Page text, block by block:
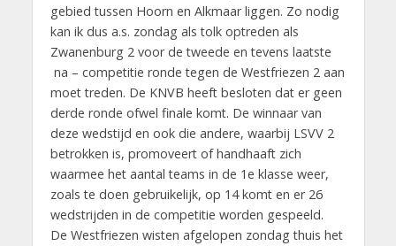
gebied tussen Hoorn en Alkmaar liggen. Zo nodig
kan ik dus a.s. zondag als tolk optreden als
Zwanenburg 2 voor de tweede en tevens laatste
na – competitie ronde tegen de Westfriezen 2 aan
moet treden. De KNVB heeft besloten dat er geen
derde ronde ofwel finale komt. De winnaar van
deze wedstijd en ook die andere, waarbij LSVV 2
betrokken is, promoveert of handhaaft zich
waarmee het aantal teams in de 1e klasse weer,
zoals te doen gebruikelijk, op 14 komt en er 26
wedstrijden in de competitie worden gespeeld.
De Westfriezen wisten afgelopen zondag thuis het